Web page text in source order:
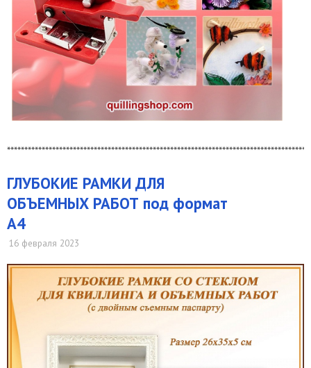
ГЛУБОКИЕ РАМКИ ДЛЯ
ОБЪЕМНЫХ РАБОТ под формат
А4
16 февраля 2023